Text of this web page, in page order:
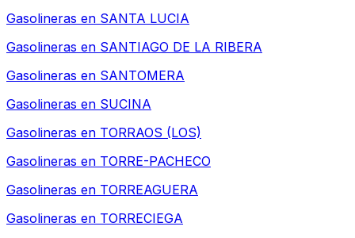
Gasolineras en SANTA LUCIA
Gasolineras en SANTIAGO DE LA RIBERA
Gasolineras en SANTOMERA
Gasolineras en SUCINA
Gasolineras en TORRAOS (LOS)
Gasolineras en TORRE-PACHECO
Gasolineras en TORREAGUERA
Gasolineras en TORRECIEGA